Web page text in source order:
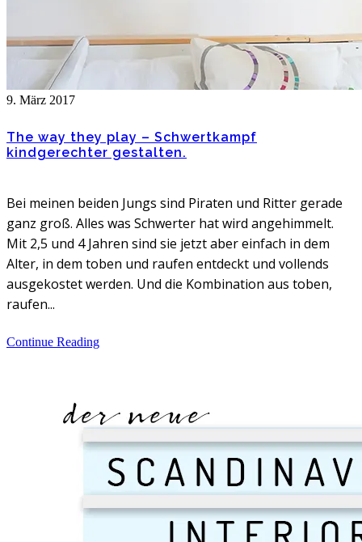
9. März 2017
The way they play – Schwertkampf
kindgerechter gestalten.
Bei meinen beiden Jungs sind Piraten und Ritter gerade
ganz groß. Alles was Schwerter hat wird angehimmelt.
Mit 2,5 und 4 Jahren sind sie jetzt aber einfach in dem
Alter, in dem toben und raufen entdeckt und vollends
ausgekostet werden. Und die Kombination aus toben,
raufen...
Continue Reading